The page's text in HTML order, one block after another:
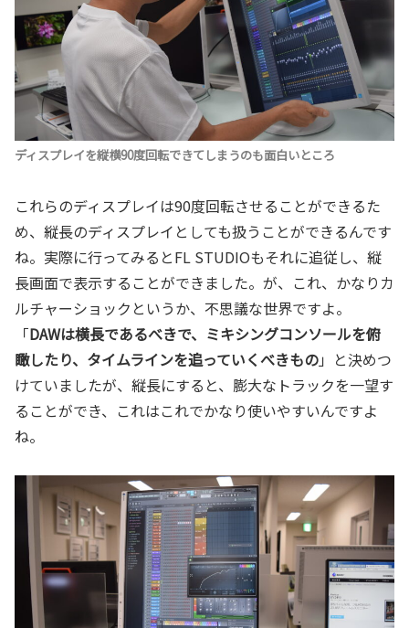
ディスプレイを縦横90度回転できてしまうのも面白いところ
これらのディスプレイは90度回転させることができるた
め、縦長のディスプレイとしても扱うことができるんです
ね。実際に行ってみるとFL STUDIOもそれに追従し、縦
長画面で表示することができました。が、これ、かなりカ
ルチャーショックというか、不思議な世界ですよ。
「DAWは横長であるべきで、ミキシングコンソールを俯
瞰したり、タイムラインを追っていくべきもの」と決めつ
けていましたが、縦長にすると、膨大なトラックを一望す
ることができ、これはこれでかなり使いやすいんですよ
ね。